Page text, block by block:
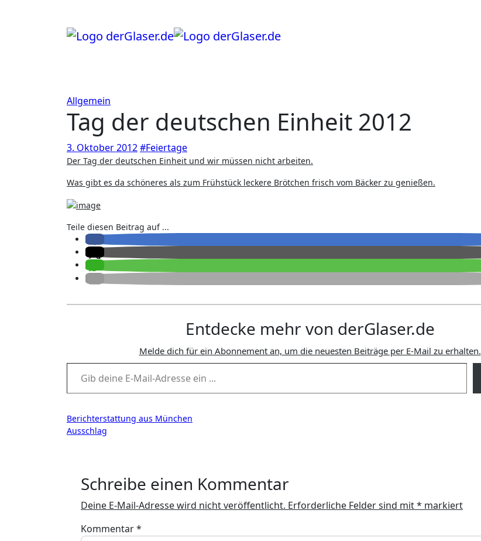
Allgemein
Tag der deutschen Einheit 2012
3. Oktober 2012#Feiertage
Der Tag der deutschen Einheit und wir müssen nicht arbeiten.
Was gibt es da schöneres als zum Frühstück leckere Brötchen frisch vom Bäcker zu genießen.
Teile diesen Beitrag auf ...
Entdecke mehr von derGlaser.de
Melde dich für ein Abonnement an, um die neuesten Beiträge per E-Mail zu erhalten.
Gib deine E-Mail-Adresse ein ...
Beitragsnavigation
Berichterstattung aus München
Ausschlag
Schreibe einen Kommentar
Deine E-Mail-Adresse wird nicht veröffentlicht. Erforderliche Felder sind mit* markiert
Kommentar*